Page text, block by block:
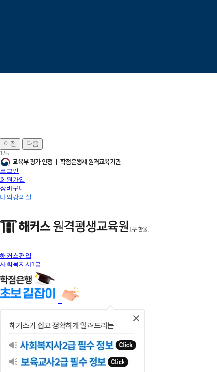
이전
다음
1/5
로그인
회원가입
장바구니
나의강의실
해커스편입
사회복지사1급